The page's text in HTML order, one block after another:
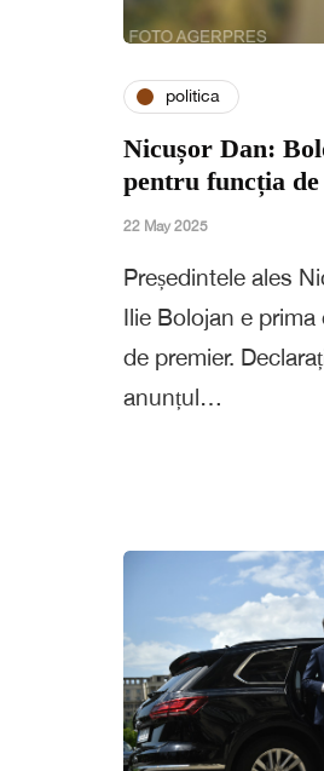
politica
Nicușor Dan:
pentru funcția
22 May 2025
Președintele ales
Ilie Bolojan e
de premier.
anunțul…